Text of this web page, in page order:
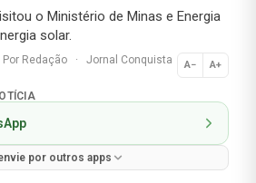
o Ministério de Minas e Energia
solar.
Por Redação · Jornal Conquista A− A+
Normal
por outros apps